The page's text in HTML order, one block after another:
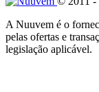
A Nuuvem é o
pelas ofertas e
legislação aplicável.